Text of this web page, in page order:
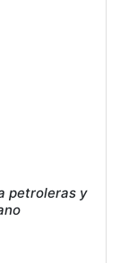
petroleras y